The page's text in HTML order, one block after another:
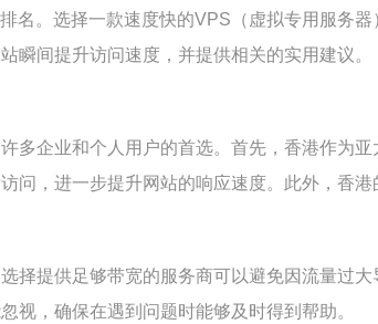
名。选择一款速度快的VPS（虚拟专用服务
瞬间提升访问速度，并提供相关的实用建议。
企业和个人用户的首选。首先，香港作为
，进一步提升网站的响应速度。此外，香
择提供足够带宽的服务商可以避免因流量过大
视，确保在遇到问题时能够及时得到帮助。